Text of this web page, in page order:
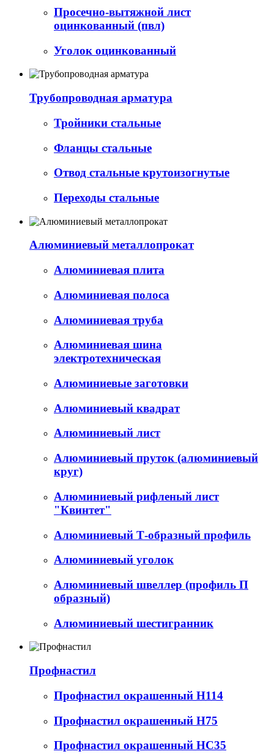
Просечно-вытяжной лист
оцинкованный (пвл)
Уголок оцинкованный
Трубопроводная арматура
Тройники стальные
Фланцы стальные
Отвод стальные крутоизогнутые
Переходы стальные
Алюминиевый металлопрокат
Алюминиевая плита
Алюминиевая полоса
Алюминиевая труба
Алюминиевая шина
электротехническая
Алюминиевые заготовки
Алюминиевый квадрат
Алюминиевый лист
Алюминиевый пруток (алюминиевый
круг)
Алюминиевый рифленый лист
"Квинтет"
Алюминиевый Т-образный профиль
Алюминиевый уголок
Алюминиевый швеллер (профиль П
образный)
Алюминиевый шестигранник
Профнастил
Профнастил окрашенный Н114
Профнастил окрашенный Н75
Профнастил окрашенный НС35